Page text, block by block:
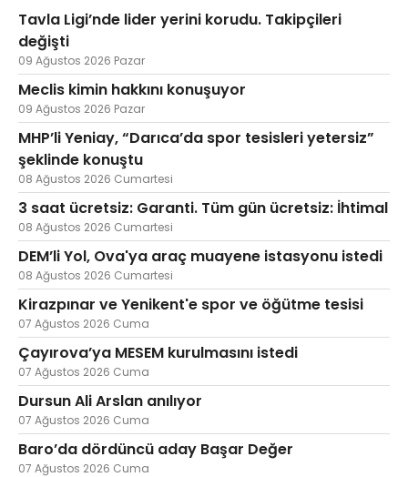
Tavla Ligi’nde lider yerini korudu. Takipçileri
değişti
09 Ağustos 2026 Pazar
Meclis kimin hakkını konuşuyor
09 Ağustos 2026 Pazar
MHP’li Yeniay, “Darıca’da spor tesisleri yetersiz”
şeklinde konuştu
08 Ağustos 2026 Cumartesi
3 saat ücretsiz: Garanti. Tüm gün ücretsiz: İhtimal
08 Ağustos 2026 Cumartesi
DEM’li Yol, Ova'ya araç muayene istasyonu istedi
08 Ağustos 2026 Cumartesi
Kirazpınar ve Yenikent'e spor ve öğütme tesisi
07 Ağustos 2026 Cuma
Çayırova’ya MESEM kurulmasını istedi
07 Ağustos 2026 Cuma
Dursun Ali Arslan anılıyor
07 Ağustos 2026 Cuma
Baro’da dördüncü aday Başar Değer
07 Ağustos 2026 Cuma
Ekonomi
Eğitim
Emlak
Teknoloji
Web TV Galeri Yazarlar
Hacı Halil Mahallesi, İsmetpaşa
(BİLKAR)Gebze - KOCAELİ